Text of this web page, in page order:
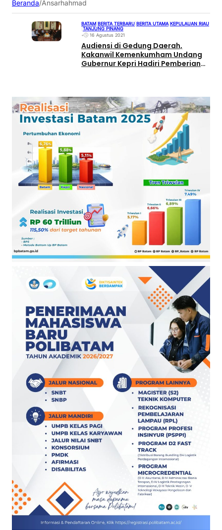
Beranda/Ansarhahmad
BATAM BERITA TERBARU BERITA UTAMA KEPULAUAN RIAU
TANJUNG PINANG
•
16 Agustus 2021
Audiensi di Gedung Daerah,
Kakanwil Kemenkumham Undang
Gubernur Kepri Hadiri Pemberian